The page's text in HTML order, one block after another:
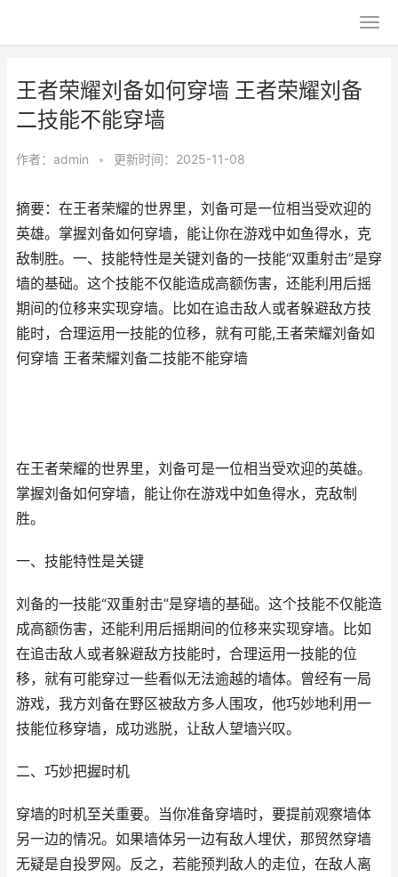
王者荣耀刘备如何穿墙 王者荣耀刘备
二技能不能穿墙
作者： admin • 更新时间：2025-11-08
摘要：在王者荣耀的世界里，刘备可是一位相当受欢迎的
英雄。掌握刘备如何穿墙，能让你在游戏中如鱼得水，克
敌制胜。一、技能特性是关键刘备的一技能“双重射击”是穿
墙的基础。这个技能不仅能造成高额伤害，还能利用后摇
期间的位移来实现穿墙。比如在追击敌人或者躲避敌方技
能时，合理运用一技能的位移，就有可能,王者荣耀刘备如
何穿墙 王者荣耀刘备二技能不能穿墙
在王者荣耀的世界里，刘备可是一位相当受欢迎的英雄。
掌握刘备如何穿墙，能让你在游戏中如鱼得水，克敌制
胜。
一、技能特性是关键
刘备的一技能“双重射击”是穿墙的基础。这个技能不仅能造
成高额伤害，还能利用后摇期间的位移来实现穿墙。比如
在追击敌人或者躲避敌方技能时，合理运用一技能的位
移，就有可能穿过一些看似无法逾越的墙体。曾经有一局
游戏，我方刘备在野区被敌方多人围攻，他巧妙地利用一
技能位移穿墙，成功逃脱，让敌人望墙兴叹。
二、巧妙把握时机
穿墙的时机至关重要。当你准备穿墙时，要提前观察墙体
另一边的情况。如果墙体另一边有敌人埋伏，那贸然穿墙
无疑是自投罗网。反之，若能预判敌人的走位，在敌人离